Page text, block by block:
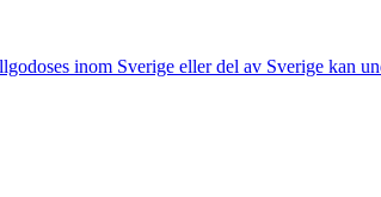
inom Sverige eller del av Sverige kan